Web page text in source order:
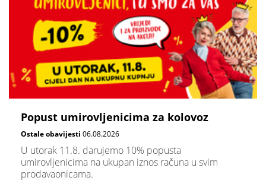
Popust umirovljenicima za kolovoz
Ostale obavijesti 06.08.2026
U utorak 11.8. darujemo 10% popusta
umirovljenicima na ukupan iznos računa u svim
prodavaonicama.